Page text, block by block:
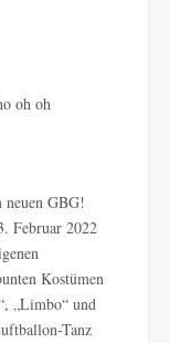
oh oh
GBG!
Februar 2022
Kostümen
„Limbo“ und
Tanz